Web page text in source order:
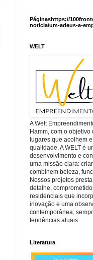
Páginashttps://
noticia/um-adeus-a-
WELT
A Welt
Hamm, com o
lugares que acolhem
qualidade. A WELT é
desenvolvimento e
uma missão clara:
combinem beleza,
Nossos projetos
detalhe,
residenciais que
inovação e uma
contemporânea,
tendências atuais.
Literatura